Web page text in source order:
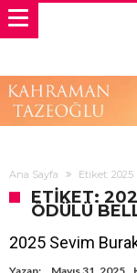
Ana Sayfa Etiket:
ETIKET:
ÖDÜLÜ
2025 Sevim